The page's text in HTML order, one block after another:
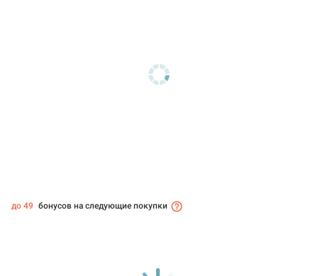
до 49 бонусов на следующие покупки